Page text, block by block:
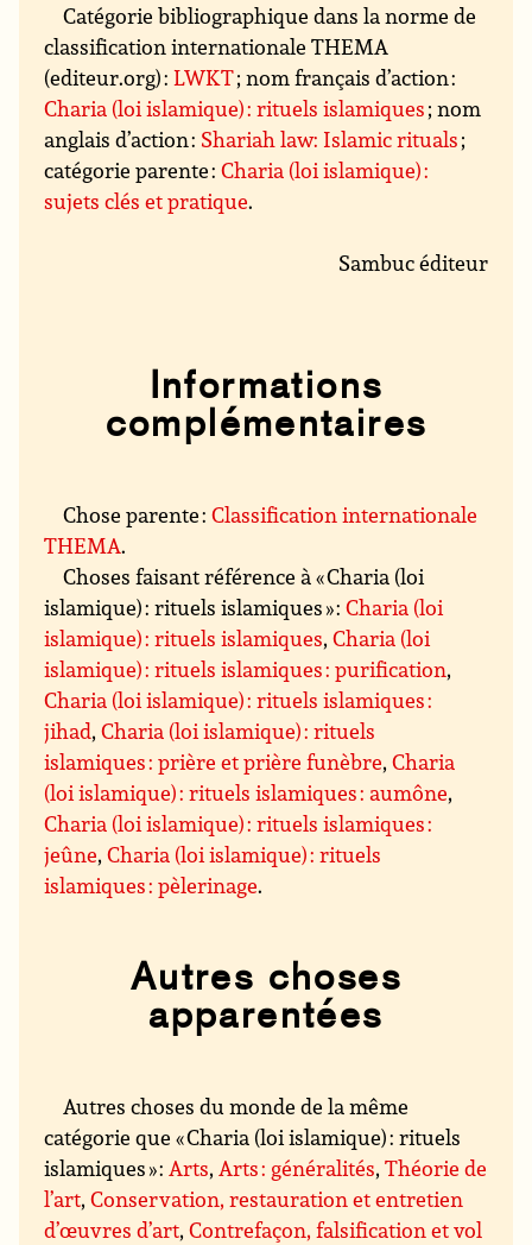
Catégorie bibliographique dans la norme de
classification internationale THEMA
(editeur.org) :LWKT; nom français d’action :
Charia (loi islamique) : rituels islamiques; nom
anglais d’action : Shariah law: Islamic rituals;
catégorie parente :Charia (loi islamique) :
sujets clés et pratique.
Sambuc éditeur
Informations
complémentaires
Chose parente :Classification internationale
THEMA.
Choses faisant référence à « Charia (loi
islamique) : rituels islamiques » :Charia (loi
islamique) : rituels islamiques,Charia (loi
islamique) : rituels islamiques : purification,
Charia (loi islamique) : rituels islamiques :
jihad,Charia (loi islamique) : rituels
islamiques : prière et prière funèbre,Charia
(loi islamique) : rituels islamiques : aumône,
Charia (loi islamique) : rituels islamiques :
jeûne,Charia (loi islamique) : rituels
islamiques : pèlerinage.
Autres choses
apparentées
Autres choses du monde de la même
catégorie que « Charia (loi islamique) : rituels
islamiques » :Arts,Arts : généralités,Théorie de
l’art,Conservation, restauration et entretien
d’œuvres d’art,Contrefaçon, falsification et vol